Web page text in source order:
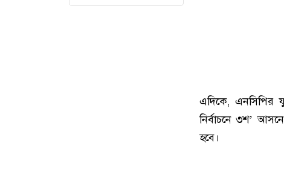
এদিকে, এনসিপির
নির্বাচনে ৩শ’
হবে।